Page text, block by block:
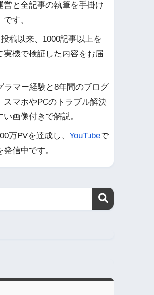
営と全記事の執筆を手掛け
す。
稿以来、1000記事以上を
実機で検証した内容をお届
ラマー経験と8年間のブログ
スマホやPCのトラブル解決
画像付きで解説。
万PVを達成し、 YouTubeで
信中です。